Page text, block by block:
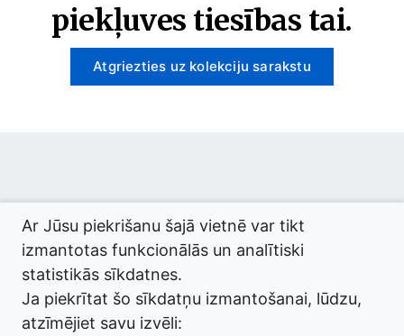
piekļuves tiesības tai.
Atgriezties uz kolekciju sarakstu
© 2026 termini.gov.lv. Izstrādātājs:Tilde.
Ar Jūsu piekrišanu šajā vietnē var tikt
izmantotas funkcionālās un analītiski
statistikās sīkdatnes.
Ja piekrītat šo sīkdatņu izmantošanai, lūdzu,
atzīmējiet savu izvēli: